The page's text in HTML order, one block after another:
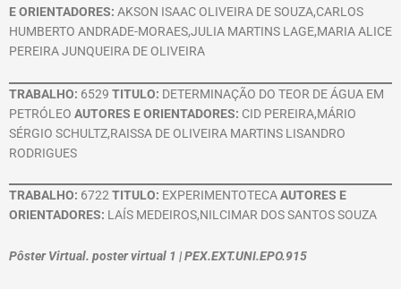
E ORIENTADORES: AKSON ISAAC OLIVEIRA DE SOUZA,CARLOS
HUMBERTO ANDRADE-MORAES,JULIA MARTINS LAGE,MARIA ALICE
PEREIRA JUNQUEIRA DE OLIVEIRA
TRABALHO: 6529 TITULO: DETERMINAÇÃO DO TEOR DE ÁGUA EM
PETRÓLEO AUTORES E ORIENTADORES: CID PEREIRA,MÁRIO
SÉRGIO SCHULTZ,RAISSA DE OLIVEIRA MARTINS LISANDRO
RODRIGUES
TRABALHO: 6722TITULO: EXPERIMENTOTECAAUTORES E
ORIENTADORES: LAÍS MEDEIROS,NILCIMAR DOS SANTOS SOUZA
Pôster Virtual. poster virtual 1 | PEX.EXT.UNI.EPO.915